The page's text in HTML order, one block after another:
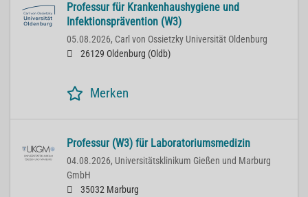
Professur für Krankenhaushygiene und
Infektionsprävention (W3)
05.08.2026, Carl von Ossietzky Universität Oldenburg
26129 Oldenburg (Oldb)
Merken
Professur (W3) für Laboratoriumsmedizin
04.08.2026, Universitätsklinikum Gießen und Marburg
GmbH
35032 Marburg